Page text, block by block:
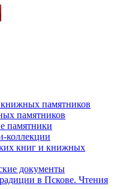
памятников
памятников
памятники
коллекции
книг и книжных
документы
в Пскове. Чтения